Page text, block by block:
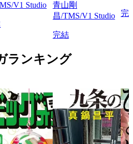
V1 Studio
青山剛
昌/TMS/V1 Studio
完結
完
ランキング